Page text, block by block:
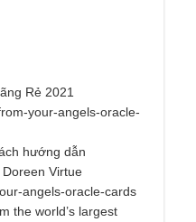
Rẻ 2021
your-angels-oracle-
hướng dẫn
Virtue
angels-oracle-cards
the world’s largest